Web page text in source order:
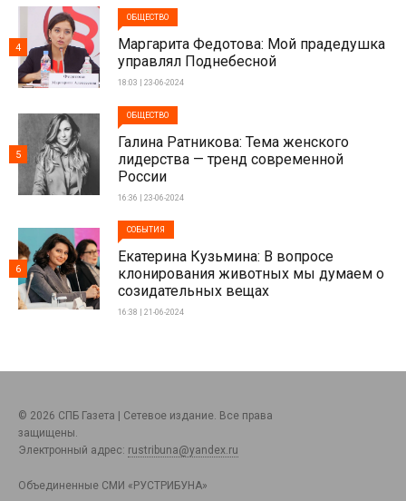
ОБЩЕСТВО
Маргарита Федотова: Мой прадедушка
управлял Поднебесной
18:03 | 23-06-2024
4
ОБЩЕСТВО
Галина Ратникова: Тема женского
лидерства — тренд современной
России
16:36 | 23-06-2024
5
СОБЫТИЯ
Екатерина Кузьмина: В вопросе
клонирования животных мы думаем о
созидательных вещах
16:38 | 21-06-2024
6
© 2026 СПБ Газета | Сетевое издание. Все права
защищены.
Электронный адрес: rustribuna@yandex.ru
Объединенные СМИ «РУСТРИБУНА»